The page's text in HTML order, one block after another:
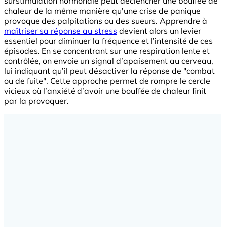
chaleur de la même manière qu'une crise de panique
provoque des palpitations ou des sueurs. Apprendre à
maîtriser sa réponse au stress devient alors un levier
essentiel pour diminuer la fréquence et l’intensité de ces
épisodes. En se concentrant sur une respiration lente et
contrôlée, on envoie un signal d’apaisement au cerveau,
lui indiquant qu’il peut désactiver la réponse de "combat
ou de fuite". Cette approche permet de rompre le cercle
vicieux où l’anxiété d’avoir une bouffée de chaleur finit
par la provoquer.